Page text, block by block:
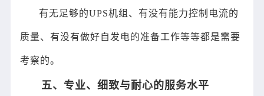
有无足够的UPS机组、有没有能力控制电流的
质量、有没有做好自发电的准备工作等等都是需要
考察的。
五、专业、细致与耐心的服务水平